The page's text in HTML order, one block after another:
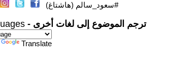
#سعود_سالم (هاشتاغ)
ترجم الموضوع إلى لغات أخرى -
Translate